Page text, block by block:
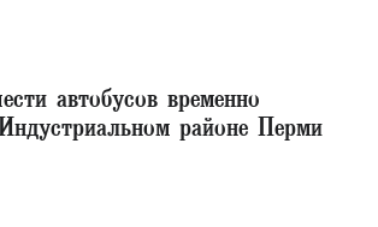
автобусов временно
районе Перми